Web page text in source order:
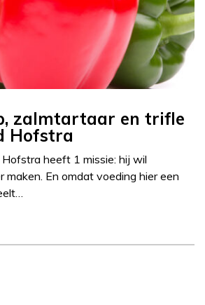
zalmtartaar en trifle
Hofstra
heeft 1 missie: hij wil
maken. En omdat voeding hier een